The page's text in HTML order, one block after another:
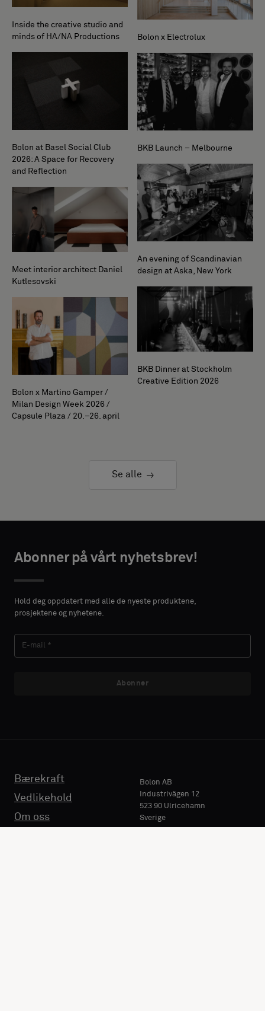
Inside the creative studio and
minds of HA/NA Productions
Bolon x Electrolux
Bolon at Basel Social Club
2026: A Space for Recovery
and Reflection
BKB Launch – Melbourne
An evening of Scandinavian
design at Aska, New York
Meet interior architect Daniel
Kutlesovski
BKB Dinner at Stockholm
Creative Edition 2026
Bolon x Martino Gamper /
Milan Design Week 2026 /
Capsule Plaza / 20.–26. april
Se alle
Abonner på vårt nyhetsbrev!
Hold deg oppdatert med alle de nyeste produktene,
prosjektene og nyhetene.
Abonner
Bærekraft
Vedlikehold
Om oss
Bolon AB
Industrivägen 12
523 90 Ulricehamn
Sverige